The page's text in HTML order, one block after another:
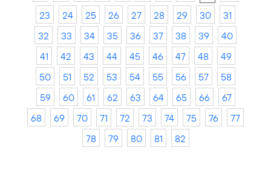
23
24 25 26 27 28 29 30
31
32
33 34 35 36 37 38 39
40
41
42 43 44 45 46 47 48
49
50
51 52 53 54 55 56 57
58
59
60 61 62 63 64 65 66
67
68
69 70 71 72 73 74 75 76
77
78
79 80 81 82